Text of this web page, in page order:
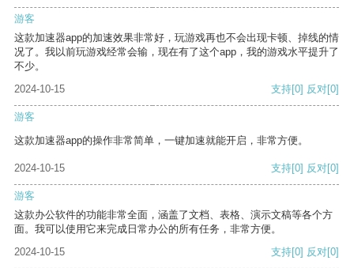
游客
这款加速器app的加速效果非常好，玩游戏再也不会出现卡顿、掉线的情
况了。我以前玩游戏经常会输，现在有了这个app，我的游戏水平提升了
不少。
2024-10-15
支持[0] 反对[0]
游客
这款加速器app的操作非常简单，一键加速就能开启，非常方便。
2024-10-15 支持[0] 反对[0]
游客
这款办公软件的功能非常全面，涵盖了文档、表格、演示文稿等各个方
面。我可以使用它来完成日常办公的所有任务，非常方便。
2024-10-15
支持[0] 反对[0]